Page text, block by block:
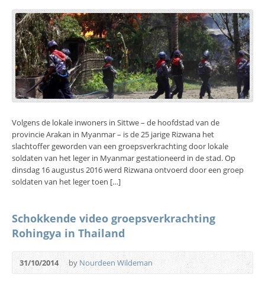
Volgens de lokale inwoners in Sittwe – de hoofdstad van de
provincie Arakan in Myanmar – is de 25 jarige Rizwana het
slachtoffer geworden van een groepsverkrachting door lokale
soldaten van het leger in Myanmar gestationeerd in de stad. Op
dinsdag 16 augustus 2016 werd Rizwana ontvoerd door een groep
soldaten van het leger toen […]
Schokkende video groepsverkrachting
Rohingya in Thailand
31/10/2014 by Nourdeen Wildeman